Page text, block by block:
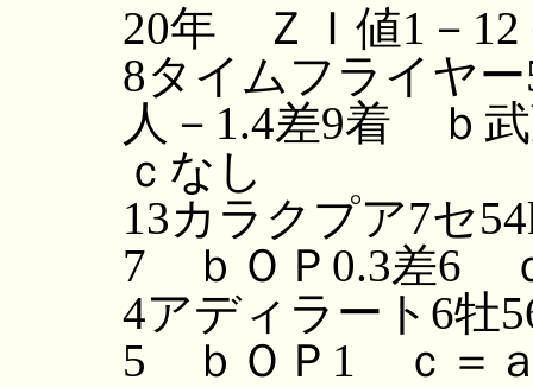
20年 ＺＩ値1－12
8タイムフライヤ
人－1.4差9着 ｂ
ｃなし
13カラクプア7セ
7 ｂＯＰ0.3差6
4アディラート6牡
5 ｂＯＰ1 ｃ＝